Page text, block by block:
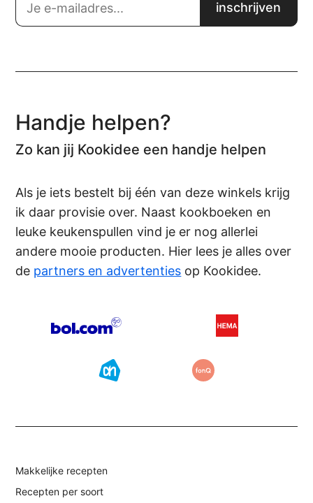
Handje helpen?
Zo kan jij Kookidee een handje helpen
Als je iets bestelt bij één van deze winkels krijg
ik daar provisie over. Naast kookboeken en
leuke keukenspullen vind je er nog allerlei
andere mooie producten. Hier lees je alles over
de partners en advertenties op Kookidee.
Makkelijke recepten
Recepten per soort